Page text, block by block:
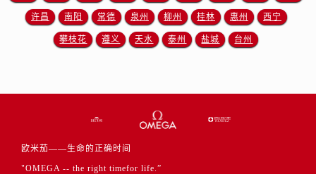
福建省宁德市蕉城区天湖东路欧米茄售后服务中心（需提前预约）
福建省莆田市城厢区霞林街道荔华东大道欧米茄售后服务中心（需提前预约）
许昌 南阳 常德 泉州 柳州 桂林 惠州 西宁
攀枝花 遵义 天水 泰州 盐城 台州
欧米茄——生命的正确时间
"OMEGA -- the right timefor life.”